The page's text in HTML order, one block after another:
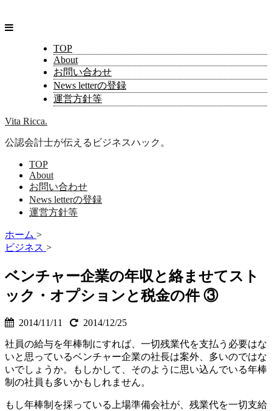
TOP
About
お問い合わせ
News letterの登録
運営方針等
Vita Ricca.
公認会計士が伝えるビジネスハック。
TOP
About
お問い合わせ
News letterの登録
運営方針等
ホーム >
ビジネス >
ベンチャー企業の年収と絡ませてスト
ック・オプションと税金の件 ③
2014/11/11 2014/12/25
社員の給与を年棒制にすれば、一切残業代を支払う必要はな
いと思っているベンチャー企業の社長は案外、多いのではな
いでしょうか。もしかして、そのように思い込んでいる年棒
制の社員も多いかもしれません。
もし年棒制を採っている上場準備会社が、残業代を一切支給